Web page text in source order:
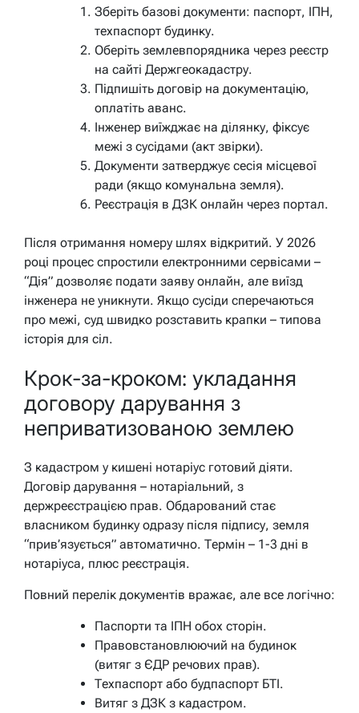
Зберіть базові документи: паспорт, ІПН,
техпаспорт будинку.
Оберіть землевпорядника через реєстр
на сайті Держгеокадастру.
Підпишіть договір на документацію,
оплатіть аванс.
Інженер виїжджає на ділянку, фіксує
межі з сусідами (акт звірки).
Документи затверджує сесія місцевої
ради (якщо комунальна земля).
Реєстрація в ДЗК онлайн через портал.
Після отримання номеру шлях відкритий. У 2026
році процес спростили електронними сервісами –
“Дія” дозволяє подати заяву онлайн, але виїзд
інженера не уникнути. Якщо сусіди сперечаються
про межі, суд швидко розставить крапки – типова
історія для сіл.
Крок-за-кроком: укладання
договору дарування з
неприватизованою землею
З кадастром у кишені нотаріус готовий діяти.
Договір дарування – нотаріальний, з
держреєстрацією прав. Обдарований стає
власником будинку одразу після підпису, земля
“прив’язується” автоматично. Термін – 1-3 дні в
нотаріуса, плюс реєстрація.
Повний перелік документів вражає, але все логічно:
Паспорти та ІПН обох сторін.
Правовстановлюючий на будинок
(витяг з ЄДР речових прав).
Техпаспорт або будпаспорт БТІ.
Витяг з ДЗК з кадастром.